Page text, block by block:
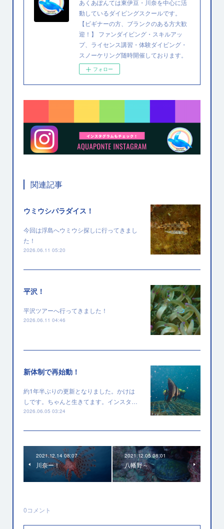
あくあぽんては東伊豆・川奈を中心に活
動しているダイビングスクールです。
【ビギナーの方、ブランクのある方大歓
迎！】 ファンダイビング・スキルアッ
プ、ライセンス講習・体験ダイビング・
スノーケリング随時開催しております。
フォロー
関連記事
ウミウシパラダイス！
今回は浮島へウミウシ探しに行ってきまし
た！
2026.06.11 05:20
平沢！
平沢ツアーへ行ってきました！
2026.06.11 04:46
新体制で再始動！
約1年半ぶりの更新となりました。かけは
しです。ちゃんと生きてます。インスタ…
2026.06.05 03:24
2021.12.14 08:07
川奈ー！
2021.12.05 08:01
八幡野～
0コメント